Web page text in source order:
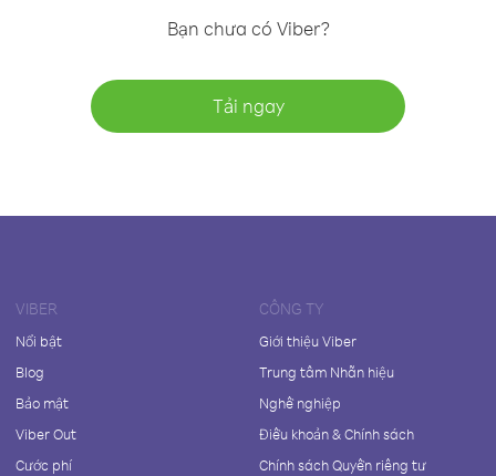
Bạn chưa có Viber?
Tải ngay
VIBER
Nổi bật
Blog
Bảo mật
Viber Out
Cước phí
CÔNG TY
Giới thiệu Viber
Trung tâm Nhãn hiệu
Nghề nghiệp
Điều khoản & Chính sách
Chính sách Quyền riêng tư